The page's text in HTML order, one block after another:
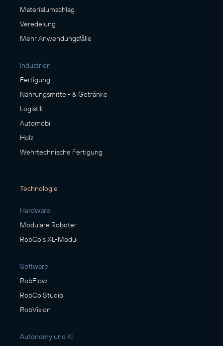
Materialumschlag
Veredelung
Mehr Anwendungsfälle
Industrien
Fertigung
Nahrungsmittel- & Getränke
Logistik
Automobil
Holz
Wehrtechnische Fertigung
Technologie
Hardware
Modulare Roboter
RobCo's XL-Modul
Software
RobFlow
RobCo Studio
RobVision
Autonomy und KI